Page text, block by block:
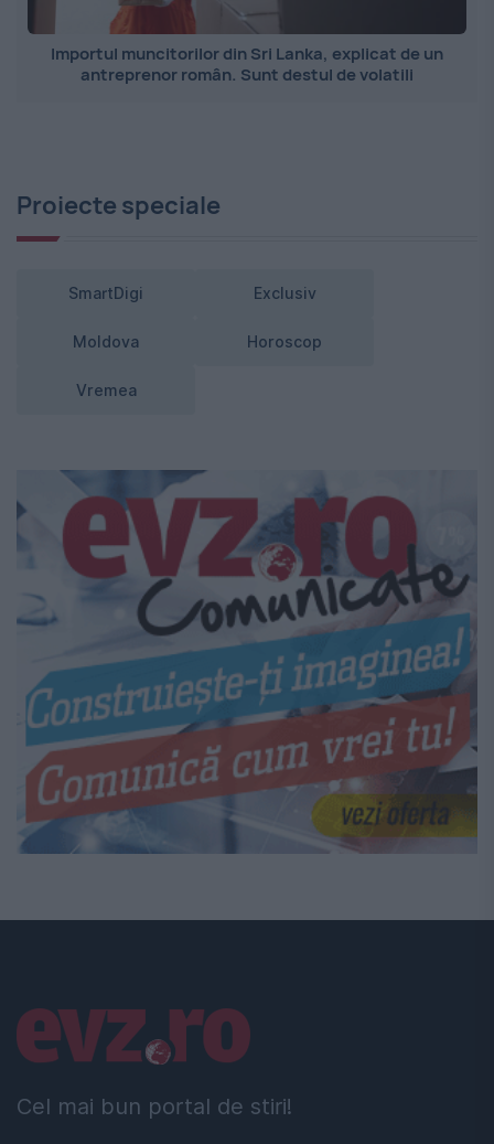
Importul muncitorilor din Sri Lanka, explicat de un
antreprenor român. Sunt destul de volatili
Proiecte speciale
SmartDigi Exclusiv
Moldova Horoscop
Vremea
Cel mai bun portal de stiri!
Linkuri utile